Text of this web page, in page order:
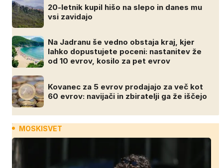
20-letnik kupil hišo na slepo in danes mu
vsi zavidajo
Na Jadranu še vedno obstaja kraj, kjer
lahko dopustujete poceni: nastanitev že
od 10 evrov, kosilo za pet evrov
Kovanec za 5 evrov prodajajo za več kot
60 evrov: navijači in zbiratelji ga že iščejo
MOSKISVET